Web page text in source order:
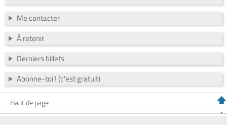
Me contacter
À retenir
Derniers billets
Abonne-toi ! (c'est gratuit)
Haut de page